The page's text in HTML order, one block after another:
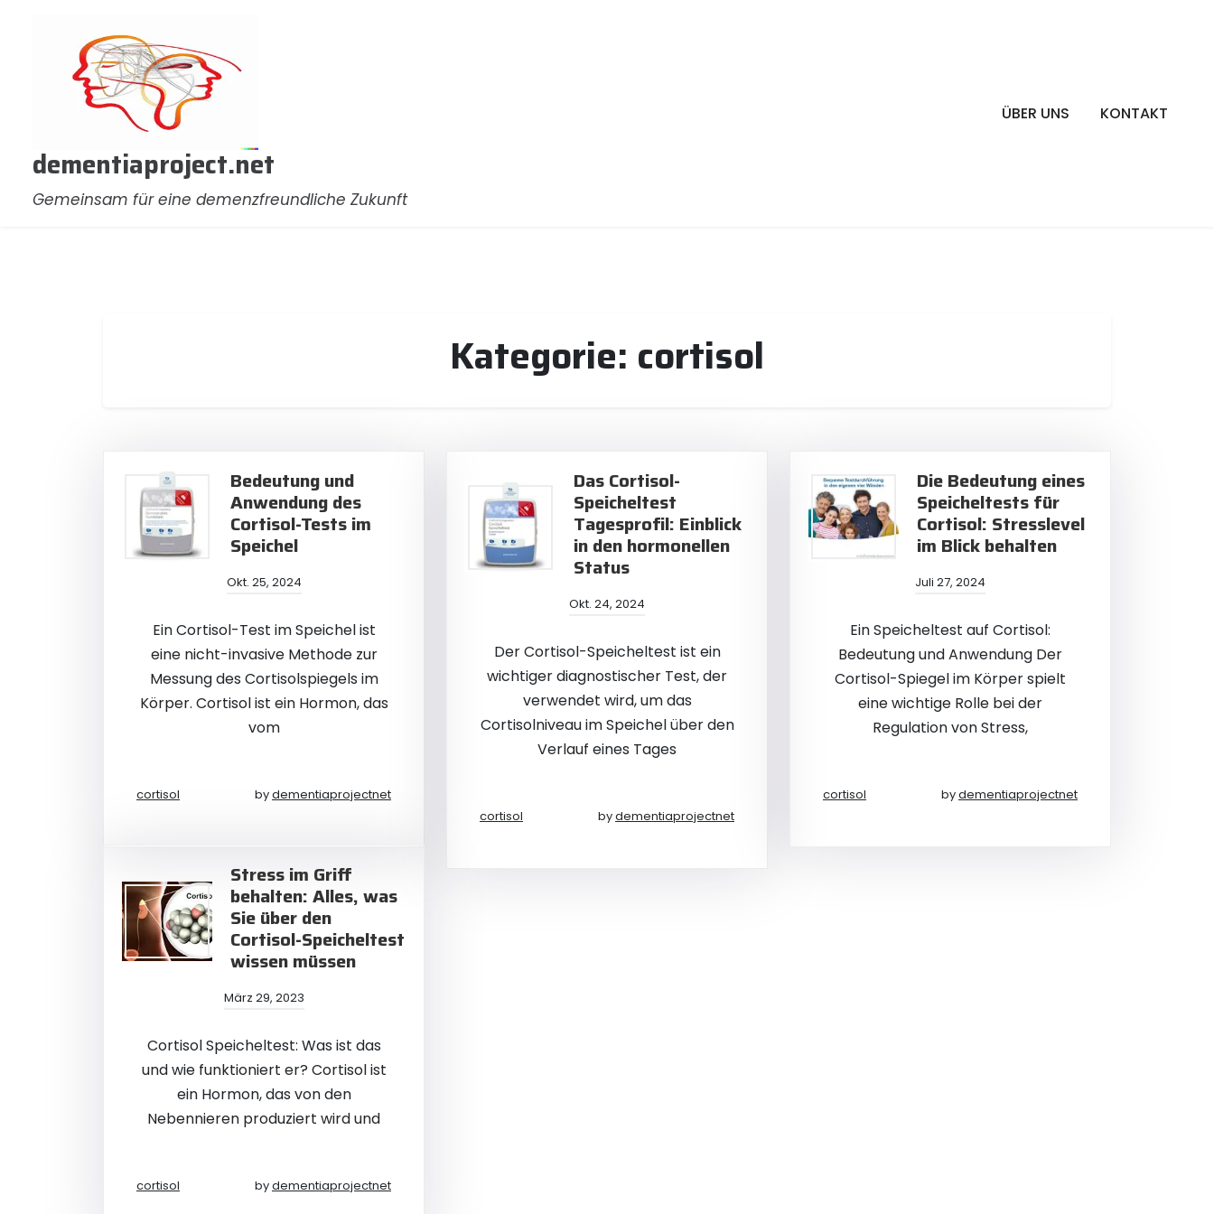
dementiaproject.net
Gemeinsam für eine demenzfreundliche Zukunft
ÜBER UNS KONTAKT
Kategorie: cortisol
Bedeutung und
Anwendung des
Cortisol-Tests im
Speichel
Okt. 25, 2024
Ein Cortisol-Test im Speichel ist
eine nicht-invasive Methode zur
Messung des Cortisolspiegels im
Körper. Cortisol ist ein Hormon, das
vom
cortisol bydementiaprojectnet
Das Cortisol-
Speicheltest
Tagesprofil: Einblick
in den hormonellen
Status
Okt. 24, 2024
Der Cortisol-Speicheltest ist ein
wichtiger diagnostischer Test, der
verwendet wird, um das
Cortisolniveau im Speichel über den
Verlauf eines Tages
cortisol bydementiaprojectnet
Die Bedeutung eines
Speicheltests für
Cortisol: Stresslevel
im Blick behalten
Juli 27, 2024
Ein Speicheltest auf Cortisol:
Bedeutung und Anwendung Der
Cortisol-Spiegel im Körper spielt
eine wichtige Rolle bei der
Regulation von Stress,
cortisol bydementiaprojectnet
Stress im Griff
behalten: Alles, was
Sie über den
Cortisol-Speicheltest
wissen müssen
März 29, 2023
Cortisol Speicheltest: Was ist das
und wie funktioniert er? Cortisol ist
ein Hormon, das von den
Nebennieren produziert wird und
cortisol bydementiaprojectnet